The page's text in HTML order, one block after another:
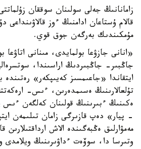
زامانانىڭ جەلى سولىنان سوققان
قالام ۇستاعان ادامنىڭ ءوز قالاۋىنداعى
مۇمكىندىك بەرگەن جوق قوي.
«انانى جازۋعا بولمايدى، مىنانى اتاۋعا
جاڭبىر- جاڭبىردىڭ اراسىندا،
ايتقاندا «جاعىمسىز كەيىپكەر» رەتىندە
تۇلعالارىنىڭ ەسىمدەرىن، ءىس-
ەكىنىڭ ءبىرىنىڭ قولىنان كەلگەن ءىس
- پيار» دەپ قازىرگى زامان تىلىمەن
مەمۋارلىق ەڭبەگىندە الاش
وتىرسا دا، سوۆەت ءداۋىرىنىڭ ويلامدى